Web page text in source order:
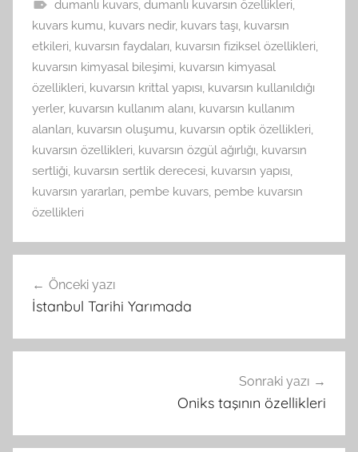
dumanlı kuvars, dumanlı kuvarsın özellikleri,
kuvars kumu, kuvars nedir, kuvars taşı, kuvarsın
etkileri, kuvarsın faydaları, kuvarsın fiziksel özellikleri,
kuvarsın kimyasal bileşimi, kuvarsın kimyasal
özellikleri, kuvarsın krittal yapısı, kuvarsın kullanıldığı
yerler, kuvarsın kullanım alanı, kuvarsın kullanım
alanları, kuvarsın oluşumu, kuvarsın optik özellikleri,
kuvarsın özellikleri, kuvarsın özgül ağırlığı, kuvarsın
sertliği, kuvarsın sertlik derecesi, kuvarsın yapısı,
kuvarsın yararları, pembe kuvars, pembe kuvarsın
özellikleri
gezinmesi
Önceki yazı
İstanbul Tarihi Yarımada
Sonraki yazı
Oniks taşının özellikleri